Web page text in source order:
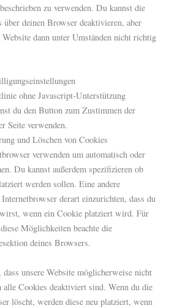
zu verwenden. Du kannst die
deinen Browser deaktivieren, aber
Website dann unter Umständen nicht richtig
ohne Javascript-Unterstützung
du den Button zum Zustimmen der
Seite verwenden.
und Löschen von Cookies
verwenden um automatisch oder
Du kannst außerdem spezifizieren ob
werden sollen. Eine andere
derart einzurichten, dass du
wenn ein Cookie platziert wird. Für
Möglichkeiten beachte die
deines Browsers.
unsere Website möglicherweise nicht
Cookies deaktiviert sind. Wenn du die
löscht, werden diese neu platziert, wenn